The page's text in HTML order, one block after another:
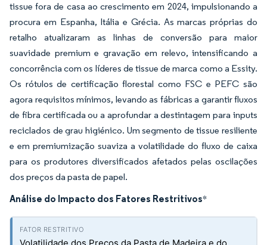
tissue fora de casa ao crescimento em 2024, impulsionando a
procura em Espanha, Itália e Grécia. As marcas próprias do
retalho atualizaram as linhas de conversão para maior
suavidade premium e gravação em relevo, intensificando a
concorrência com os líderes de tissue de marca como a Essity.
Os rótulos de certificação florestal como FSC e PEFC são
agora requisitos mínimos, levando as fábricas a garantir fluxos
de fibra certificada ou a aprofundar a destintagem para inputs
reciclados de grau higiénico. Um segmento de tissue resiliente
e em premiumização suaviza a volatilidade do fluxo de caixa
para os produtores diversificados afetados pelas oscilações
dos preços da pasta de papel.
Análise do Impacto dos Fatores Restritivos*